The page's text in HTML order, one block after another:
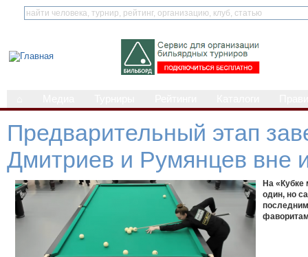
Предварительный этап
Дмитриев и Румянцев вне
На «Кубке
один, но